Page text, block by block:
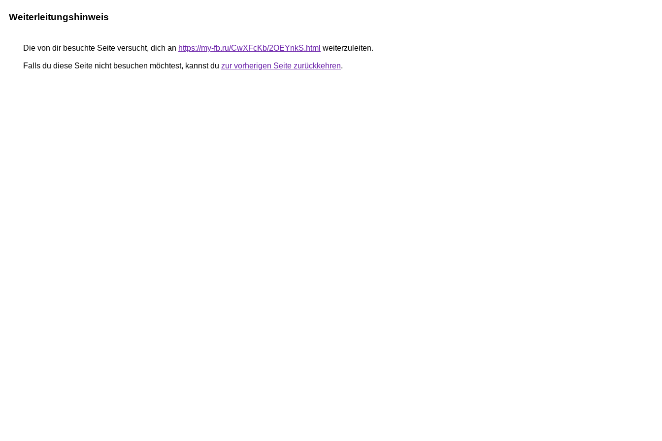
Weiterleitungshinweis
Die von dir besuchte Seite versucht, dich an https://my-fb.ru/CwXFcKb/2OEYnkS.html weiterzuleiten.
Falls du diese Seite nicht besuchen möchtest, kannst du zur vorherigen Seite zurückkehren.